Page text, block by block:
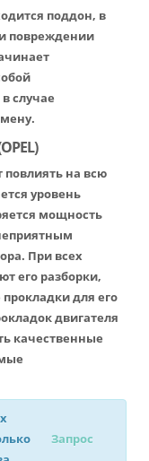
поддон, в
повреждении
случае
на всю
уровень
мощность
При всех
его разборки,
для его
двигателя
качественные
Запрос